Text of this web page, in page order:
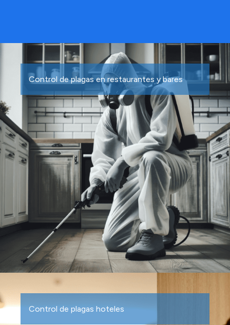
Control de plagas en restaurantes y bares
Control de plagas hoteles